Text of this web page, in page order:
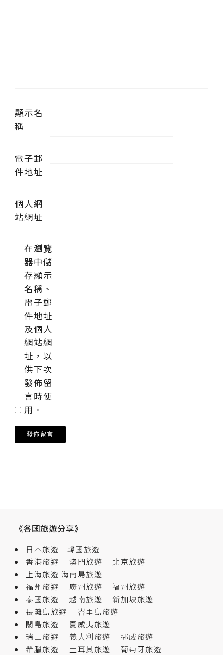
顯示名
稱
電子郵
件地址
個人網
站網址
在瀏覽
器中儲
存顯示
名稱、
電子郵
件地址
及個人
網站網
址，以
供下次
發佈留
言時使
用。
《各國旅遊分享》
日本旅遊
韓國旅遊
香港旅遊
澳門旅遊
北京旅遊
上海旅遊 海南島旅遊
福州旅遊
廣州旅遊
福州旅遊
泰國旅遊
越南旅遊
新加坡旅遊
長灘島旅遊
峇里島旅遊
關島旅遊
夏威夷旅遊
瑞士旅遊
義大利旅遊
挪威旅遊
希臘旅遊
土耳其旅遊
葡萄牙旅遊